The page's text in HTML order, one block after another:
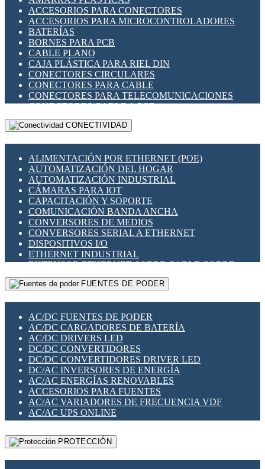
INDICADORES PARA PANEL
INTERFACES DE RELÉ
INTERRUPTORES FIN DE CARRERA
LLAVES CONMUTADORAS
MEDIDORES DE ENERGÍA Y TC'S DE CORRIENTE
MOTORES PASO A PASO
PANTALLAS HMI
PLC -CONTROLADORES LÓGICO PROGRAMABLES
PROGRAMADORES DE HORARIO
RELÉS DE PROTECCIÓN
SENSORES CAPACITIVOS
SENSORES INDUCTIVOS
TEMPORIZADORES
VARIACS
VARIADORES DE FRECUENCIA [VDF]
SECCIONADORES - INTERRUPTORES
MAQUINARIA
ACCESORIOS PARA CONECTORES
ACCESORIOS PARA MICROCONTROLADORES
BATERÍAS
BORNES PARA PCB
CABLE PLANO
CAJA PLÁSTICA PARA RIEL DIN
CONECTORES CIRCULARES
CONECTORES PARA CABLE
CONECTORES PARA TELECOMUNICACIONES
CONECTORES CABLE A PCB
CONECTORES PCB A CABLE
DIP SWITCHES
HERRAMIENTAS VARIAS
ILUMINACIÓN LED
INTERRUPTORES REED
INTERFACES DE RELÉ
OTROS RELÉS
PROTECCIÓN TÉRMICA
RELÉS AUTOMOTRICES
RELÉS DE SEÑAL
RELÉS DE ESTADO SÓLIDO SSR
RELÉS INDUSTRIALES
RELÉS MINIATURA DE POTENCIA
SENSORES MAGNÉTICOS
SWITCH Y MICROSWITCH
TARJETAS PI
UNIÓN Y DERIVACIÓN DE CABLE
CONECTIVIDAD
ALIMENTACIÓN POR ETHERNET (POE)
AUTOMATIZACIÓN DEL HOGAR
AUTOMATIZACIÓN INDUSTRIAL
CÁMARAS PARA IOT
CAPACITACIÓN Y SOPORTE
COMUNICACIÓN BANDA ANCHA
CONVERSORES DE MEDIOS
CONVERSORES SERIAL A ETHERNET
DISPOSITIVOS I/O
ETHERNET INDUSTRIAL
EXTENSOR ETHERNET SOBRE CABLE COBRE
GATEWAY LORAWAN
GESTIÓN DE REDES
PLACAS MODULARES IOT
SWITCHES Y REDES WIFI
SOLUCIONES IOT
SOLUCIONES LORAWAN
SOLUCIONES RED CELULAR
SEGURIDAD PARA REDES
SWITCHES LAN
TELEFONÍA IP (VOIP)
VIGILANCIA IP (CCTV)
MESHTASTIC
FUENTES DE PODER
AC/DC FUENTES DE PODER
AC/DC CARGADORES DE BATERÍA
AC/DC DRIVERS LED
DC/DC CONVERTIDORES
DC/DC CONVERTIDORES DRIVER LED
DC/AC INVERSORES DE ENERGÍA
AC/AC ENERGÍAS RENOVABLES
ACCESORIOS PARA FUENTES
AC/AC VARIADORES DE FRECUENCIA VDF
AC/AC UPS ONLINE
PROTECCIÓN